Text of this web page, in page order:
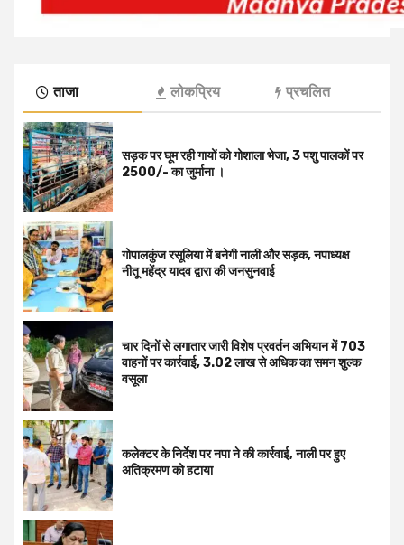
ताजा लोकप्रिय प्रचलित
सड़क पर घूम रही गायों को गोशाला भेजा, 3 पशु पालकों पर
2500/- का जुर्माना ।
गोपालकुंज रसूलिया में बनेगी नाली और सड़क, नपाध्यक्ष
नीतू महेंद्र यादव द्वारा की जनसुनवाई
चार दिनों से लगातार जारी विशेष प्रवर्तन अभियान में 703
वाहनों पर कार्रवाई, ₹3.02 लाख से अधिक का समन शुल्क
वसूला
कलेक्टर के निर्देश पर नपा ने की कार्रवाई, नाली पर हुए
अतिक्रमण को हटाया